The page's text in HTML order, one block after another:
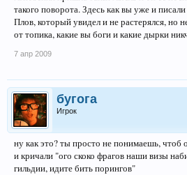
такого поворота. Здесь как вы уже и
Плов, который увидел и не растерялся, но
от топика, какие вы боги и какие дырки
7 апр 2009
бугога
Игрок
ну как это? ты просто не понимаешь,
и кричали "ого скоко фрагов наши визы
гильдии, идите бить порингов"